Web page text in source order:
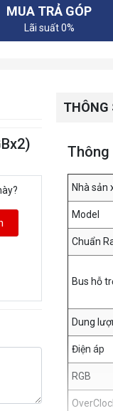
MUA TRẢ GÓP
Lãi suất 0%
THÔNG
Thông
Nhà sản
Model
Chuẩn
Bus hỗ
Dung
Điện áp
RGB